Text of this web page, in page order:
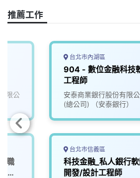
o
k
n
k
推薦工作
限公
職
務
台北市內湖區
904 - 數位金融科技
工程師
安泰商業銀行股份有限
(總公司) （安泰銀行）
台北市信義區
科技金融_私人銀行
開發/設計工程師